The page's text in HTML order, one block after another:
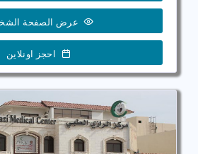
عرض الصفحة
احجز اونلاين